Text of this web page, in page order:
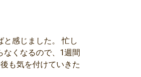
感じました。 忙し
なくなるので、1週間
も気を付けていきた